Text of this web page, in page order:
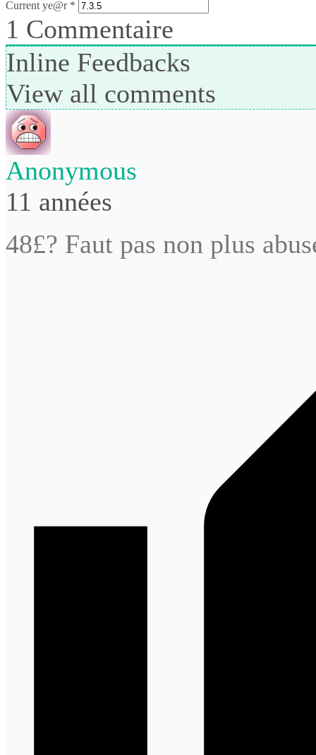
Current ye@r *
1 Commentaire
Inline Feedbacks
View all comments
Anonymous
11 années
48£? Faut pas non plus